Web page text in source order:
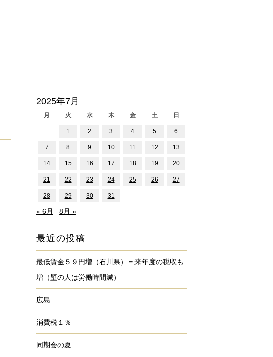
2025年7月
月 火 水 木 金 土 日
1 2 3 4 5 6
7 8 9 10 11 12 13
14 15 16 17 18 19 20
21 22 23 24 25 26 27
28 29 30 31
« 6月 8月 »
最近の投稿
最低賃金５９円増（石川県）＝来年度の税収も
増（壁の人は労働時間減）
広島
消費税１％
同期会の夏